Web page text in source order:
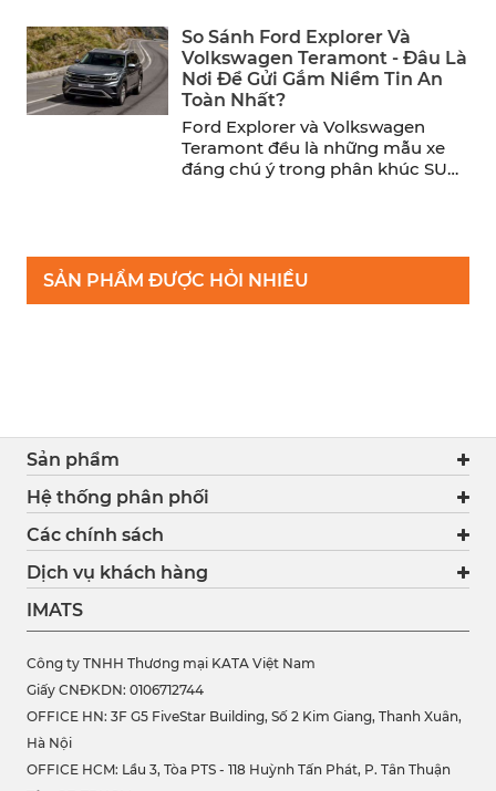
So Sánh Ford Explorer Và
Volkswagen Teramont - Đâu Là
Nơi Để Gửi Gắm Niềm Tin An
Toàn Nhất?
Ford Explorer và Volkswagen
Teramont đều là những mẫu xe
đáng chú ý trong phân khúc SUV
SẢN PHẨM ĐƯỢC HỎI NHIỀU
Sản phẩm
Hệ thống phân phối
Các chính sách
Dịch vụ khách hàng
IMATS
Công ty TNHH Thương mại KATA Việt Nam
Giấy CNĐKDN: 0106712744
OFFICE HN: 3F G5 FiveStar Building, Số 2 Kim Giang, Thanh Xuân,
Hà Nội
OFFICE HCM: Lầu 3, Tòa PTS - 118 Huỳnh Tấn Phát, P. Tân Thuận